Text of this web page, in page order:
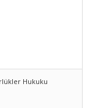
Hukuku